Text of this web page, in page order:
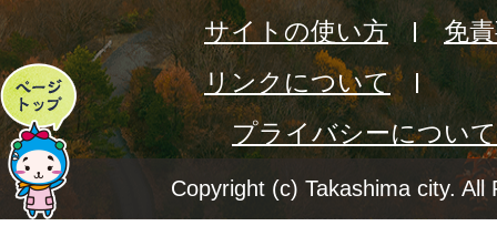
ペ
ー
ジ
サイトの使い方
免
リンクについて
プライバシーについて
Copyright (c) Takashima city. All